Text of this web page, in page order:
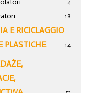
4
18
E RICICLAGGIO
PLASTICHE
14